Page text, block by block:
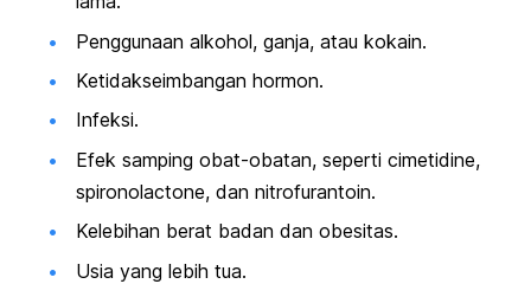
Penggunaan alkohol, ganja, atau kokain.
Ketidakseimbangan hormon.
Infeksi.
Efek samping obat-obatan, seperti cimetidine,
spironolactone, dan nitrofurantoin.
Kelebihan berat badan dan obesitas.
Usia yang lebih tua.